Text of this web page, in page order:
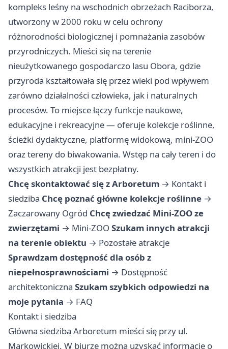
kompleks leśny na wschodnich obrzeżach Raciborza,
utworzony w 2000 roku w celu ochrony
różnorodności biologicznej i pomnażania zasobów
przyrodniczych. Mieści się na terenie
nieużytkowanego gospodarczo lasu Obora, gdzie
przyroda kształtowała się przez wieki pod wpływem
zarówno działalności człowieka, jak i naturalnych
procesów. To miejsce łączy funkcje naukowe,
edukacyjne i rekreacyjne — oferuje kolekcje roślinne,
ścieżki dydaktyczne, platformę widokową, mini-ZOO
oraz tereny do biwakowania. Wstęp na cały teren i do
wszystkich atrakcji jest bezpłatny.
Chcę skontaktować się z Arboretum → Kontakt i
siedziba Chcę poznać główne kolekcje roślinne →
Zaczarowany Ogród Chcę zwiedzać Mini-ZOO ze
zwierzętami → Mini-ZOO Szukam innych atrakcji
na terenie obiektu → Pozostałe atrakcje
Sprawdzam dostępność dla osób z
niepełnosprawnościami → Dostępność
architektoniczna Szukam szybkich odpowiedzi na
moje pytania → FAQ
Kontakt i siedziba
Główna siedziba Arboretum mieści się przy ul.
Markowickiej. W biurze można uzyskać informacje o